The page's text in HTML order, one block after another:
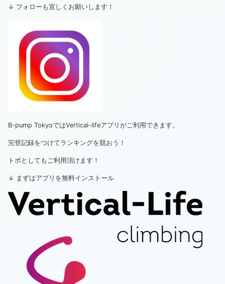
↓ フォローも宜しくお願いします！
B-pump TokyoではVertical-lifeアプリがご利用できます。
完登記録をつけてランキングを競おう！
トポとしてもご利用頂けます！
↓ まずはアプリを無料インストール